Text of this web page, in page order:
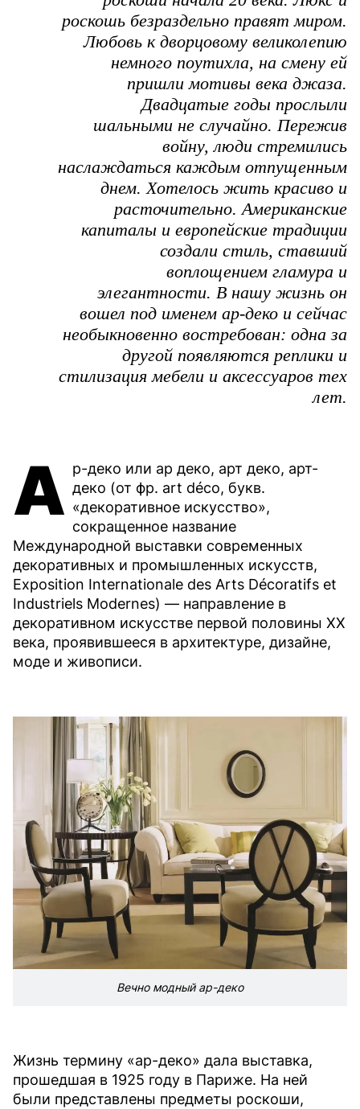
роскошь безраздельно правят миром.
Любовь к дворцовому великолепию
немного поутихла, на смену ей
пришли мотивы века джаза.
Двадцатые годы прослыли
шальными не случайно. Пережив
войну, люди стремились
наслаждаться каждым отпущенным
днем. Хотелось жить красиво и
расточительно. Американские
капиталы и европейские традиции
создали стиль, ставший
воплощением гламура и
элегантности. В нашу жизнь он
вошел под именем ар-деко и сейчас
необыкновенно востребован: одна за
другой появляются реплики и
стилизация мебели и аксессуаров тех
лет.
А р-деко или ар деко, арт деко, арт-
деко (от фр. art déco, букв.
«декоративное искусство»,
сокращенное название
Международной выставки современных
декоративных и промышленных искусств,
Exposition Internationale des Arts Décoratifs et
Industriels Modernes) — направление в
декоративном искусстве первой половины XX
века, проявившееся в архитектуре, дизайне,
моде и живописи.
Вечно модный ар-деко
Жизнь термину «ар-деко» дала выставка,
прошедшая в 1925 году в Париже. На ней
были представлены предметы роскоши,